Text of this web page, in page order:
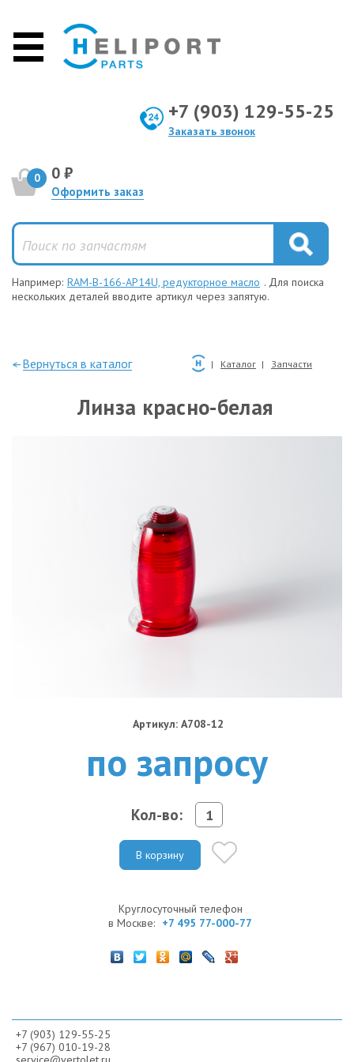
+7 (903) 129-55-25
Заказать звонок
0 0 ₽
Оформить заказ
Например: RAM-B-166-AP14U, редукторное масло . Для поиска
нескольких деталей вводите артикул через запятую.
—Вернуться в каталог Каталог Запчасти
Линза красно-белая
Артикул: A708-12
по запросу
Кол-во:
В корзину
Круглосуточный телефон
в Москве: +7 495 77-000-77
+7 (903) 129-55-25
+7 (967) 010-19-28